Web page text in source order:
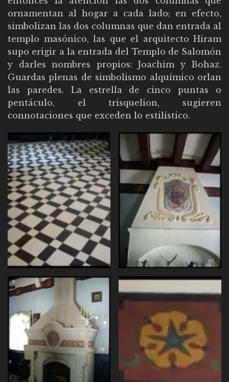
ornamentan al hogar a cada lado; en efecto,
simbolizan las dos columnas que dan entrada al
templo masónico, las que el arquitecto Hiram
supo erigir a la entrada del Templo de Salomón
y darles nombres propios: Joachim y Bohaz.
Guardas plenas de simbolismo alquímico orlan
las paredes. La estrella de cinco puntas o
pentáculo, el trisquelion, sugieren
connotaciones que exceden lo estilístico.